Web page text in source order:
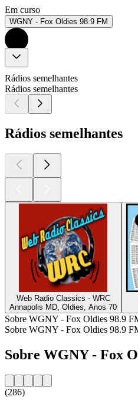
Em curso
WGNY - Fox Oldies 98.9 FM
Rádios semelhantes
Rádios semelhantes
Rádios semelhantes
Web Radio Classics - WRC
Annapolis MD, Oldies, Anos 70
Sobre WGNY - Fox Oldies 98.9
Sobre WGNY - Fox Oldies 98.9
Sobre WGNY - Fox
(286)